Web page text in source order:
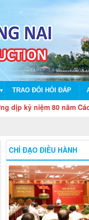
▼ TRAO ĐỔI HỎI ĐÁP
niệm 80 năm Cách
CHỈ ĐẠO ĐIỀU HÀNH